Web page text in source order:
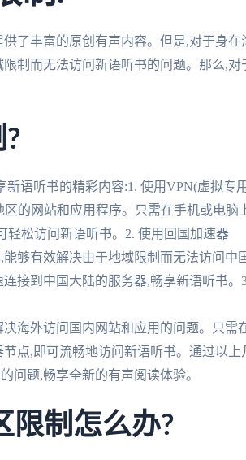
了丰富的原创有声内容。但是,对于身在
制而无法访问新语听书的问题。那么,对
语听书的精彩内容:1. 使用VPN(虚拟专
的网站和应用程序。只需在手机或电脑
轻松访问新语听书。2. 使用回国加速器
够有效解决由于地域限制而无法访问中
接到中国大陆的服务器,畅享新语听书。
海外访问国内网站和应用的问题。只需
点,即可流畅地访问新语听书。通过以上
问题,畅享全新的有声阅读体验。
限制怎么办?